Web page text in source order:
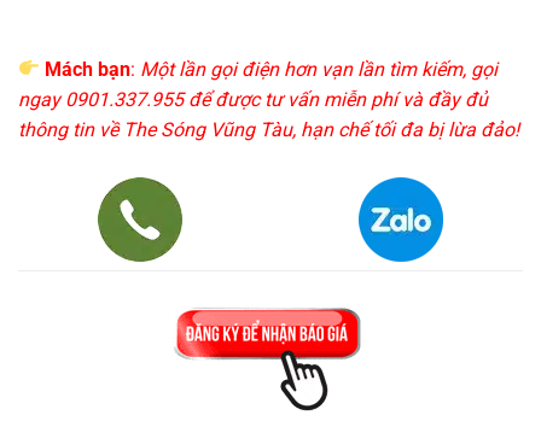
Mách bạn: Một lần gọi điện hơn vạn lần tìm kiếm, gọi
ngay 0901.337.955 để được tư vấn miễn phí và đầy đủ
thông tin về The Sóng Vũng Tàu, hạn chế tối đa bị lừa đảo!